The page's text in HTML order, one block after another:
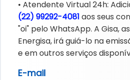
• Atendente Virtual 24h:
(22) 99292-4081 aos seus
"oi" pelo WhatsApp. A Gisa,
Energisa, irá guiá-lo na
e em outros serviços
E-mail